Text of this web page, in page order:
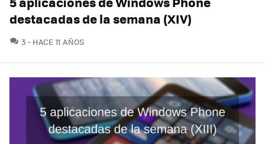
destacadas de la semana (XIV)
3 COMENTARIOS
HACE 11 AÑOS